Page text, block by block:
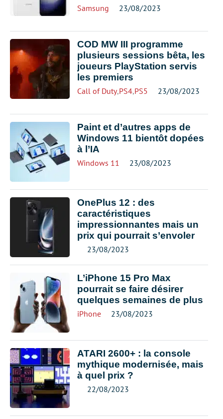
Samsung 23/08/2023
COD MW III programme
plusieurs sessions bêta, les
joueurs PlayStation servis
les premiers
Call of Duty,PS4,PS5 23/08/2023
Paint et d’autres apps de
Windows 11 bientôt dopées
à l’IA
Windows 11 23/08/2023
OnePlus 12 : des
caractéristiques
impressionnantes mais un
prix qui pourrait s’envoler
23/08/2023
L’iPhone 15 Pro Max
pourrait se faire désirer
quelques semaines de plus
iPhone 23/08/2023
ATARI 2600+ : la console
mythique modernisée, mais
à quel prix ?
22/08/2023